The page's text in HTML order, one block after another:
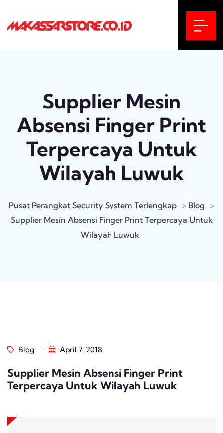
Supplier Mesin
Absensi Finger Print
Terpercaya Untuk
Wilayah Luwuk
Pusat Perangkat Security System Terlengkap > Blog >
Supplier Mesin Absensi Finger Print Terpercaya Untuk
Wilayah Luwuk
Blog April 7, 2018
Supplier Mesin Absensi Finger Print
Terpercaya Untuk Wilayah Luwuk